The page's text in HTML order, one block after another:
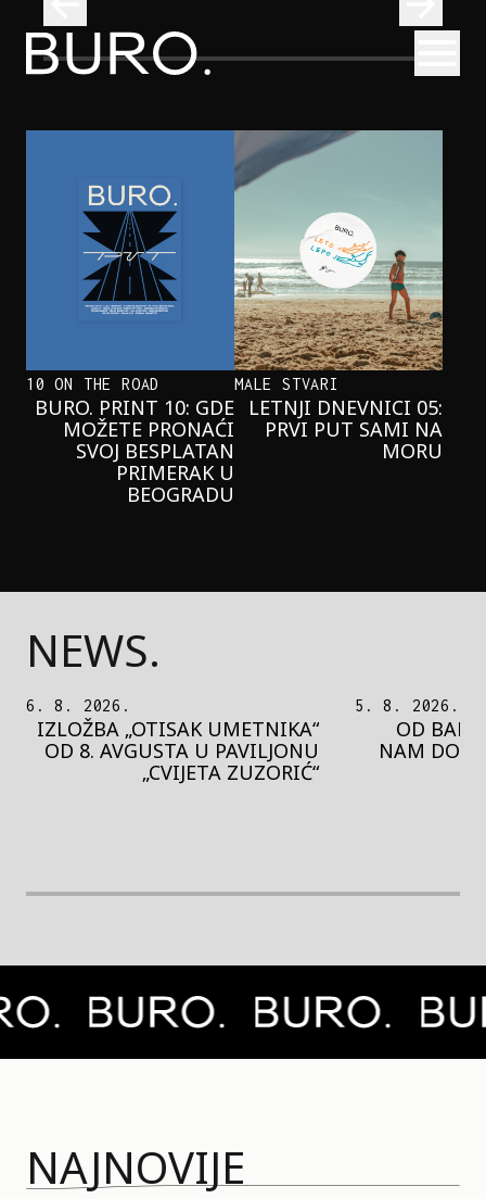
BURO.
NEOBIČNA PRIČA O BLIZNAKINJAMA
KOJE SU INSPIRISALE NOVI
HERCOGOV FILM
10 ON THE ROAD
BURO. PRINT 10: GDE
MOŽETE PRONAĆI
SVOJ BESPLATAN
PRIMERAK U
BEOGRADU
MALE STVARI
LETNJI DNEVNICI 05:
PRVI PUT SAMI NA
MORU
NEWS.
5. 8. 2026.
OD BAROKA DO REJVA: ŠTA
NAM DONOSI NOVI BUPBAP
FESTIVAL?
5. 8. 2026.
PEDJA
MOTIVE
NAJNOVIJE